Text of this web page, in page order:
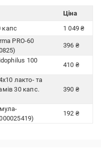
Ціна
капс
1 049 ₴
PRO-60
396 ₴
100
410 ₴
лакто- та
30 капс.
390 ₴
192 ₴